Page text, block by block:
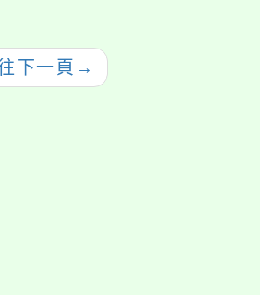
防疫期間喪假核
給事宜規定
下一頁 →